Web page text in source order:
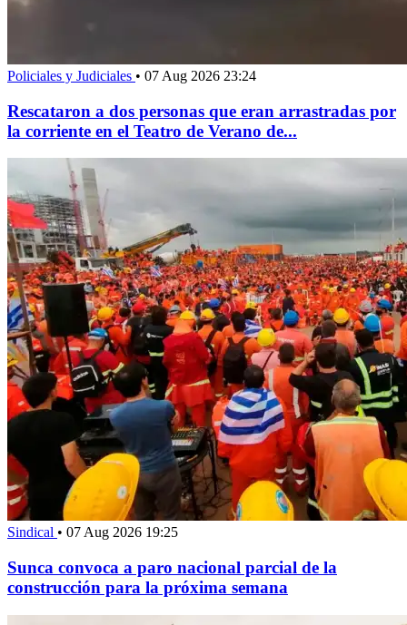
Policiales y Judiciales • 07 Aug 2026 23:24
Rescataron a dos personas que eran arrastradas por
la corriente en el Teatro de Verano de...
Sindical • 07 Aug 2026 19:25
Sunca convoca a paro nacional parcial de la
construcción para la próxima semana